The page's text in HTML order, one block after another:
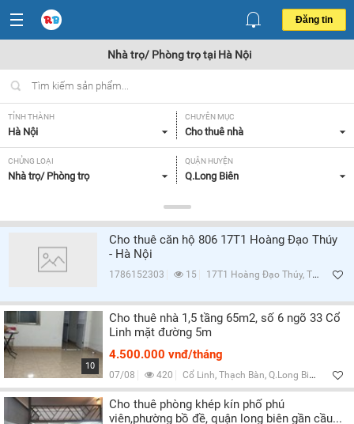
Đăng tin
Nhà trọ/ Phòng trọ tại Hà Nội
TỈNH THÀNH
Hà Nội
CHUYÊN MỤC
Cho thuê nhà
CHỦNG LOẠI
Nhà trọ/ Phòng trọ
QUẬN HUYỆN
Q.Long Biên
Tất cả
TIỆN ÍCH
Tất cả
Cho thuê căn hộ 806 17T1 Hoàng Đạo Thúy
- Hà Nội
1786152303 15 17T1 Hoàng Đạo Thúy, Trung Hòa, Q.Cầu Giấy, Hà Nội
10
Cho thuê nhà 1,5 tầng 65m2, số 6 ngõ 33 Cổ
Linh mặt đường 5m
4.500.000 vnđ/tháng
07/08 420 Cổ Linh, Thạch Bàn, Q.Long Biên, Hà Nội
Cho thuê phòng khép kín phố phú
viên,phường bồ đề, quận long biên gần cầu...